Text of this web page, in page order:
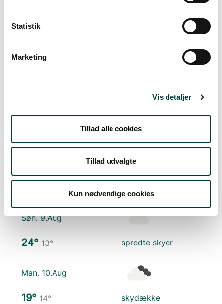
Statistik
Marketing
Vis detaljer
Tillad alle cookies
Tillad udvalgte
Kun nødvendige cookies
Tors. 6.Aug
18°15° let regn
skydække
Søn. 9.Aug
24° 13° spredte skyer
Man. 10.Aug
19° 14° skydække